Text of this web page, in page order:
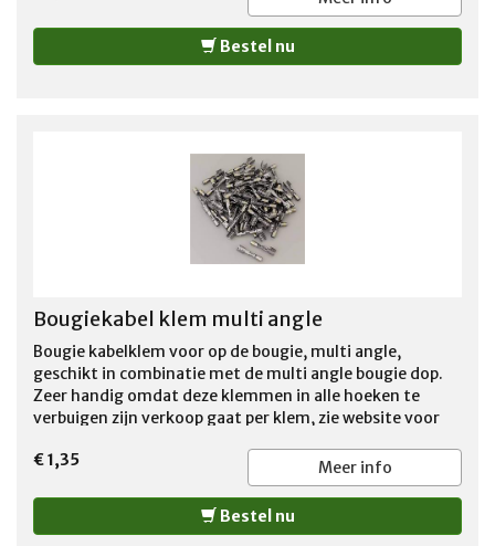
Bestel nu
Bougiekabel klem multi angle
Bougie kabelklem voor op de bougie, multi angle,
geschikt in combinatie met de multi angle bougie dop.
Zeer handig omdat deze klemmen in alle hoeken te
verbuigen zijn verkoop gaat per klem, zie website voor
€ 1,35
Meer info
Bestel nu